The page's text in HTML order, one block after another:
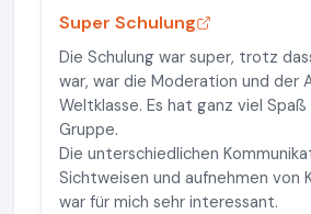
Super Schulung
Die Schulung war super, trotz
war, war die Moderation und der
Weltklasse. Es hat ganz viel
Gruppe.
Die unterschiedlichen
Sichtweisen und aufnehmen von
war für mich sehr interessant.